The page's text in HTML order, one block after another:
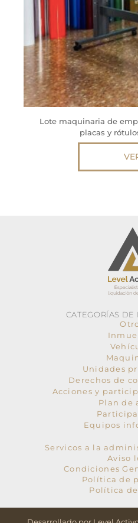
Lote maquinaria de
placas y
CATEGORÍAS DE
Unidades
Derechos de
Acciones y
Plan de
Equipos
Servicos a la
Aviso
Condiciones
Política de
Política